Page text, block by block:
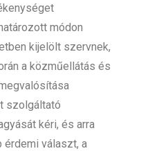
módon
kijelölt szervnek,
a közműellátás és
szolgáltató
kéri, és arra
érdemi választ, a